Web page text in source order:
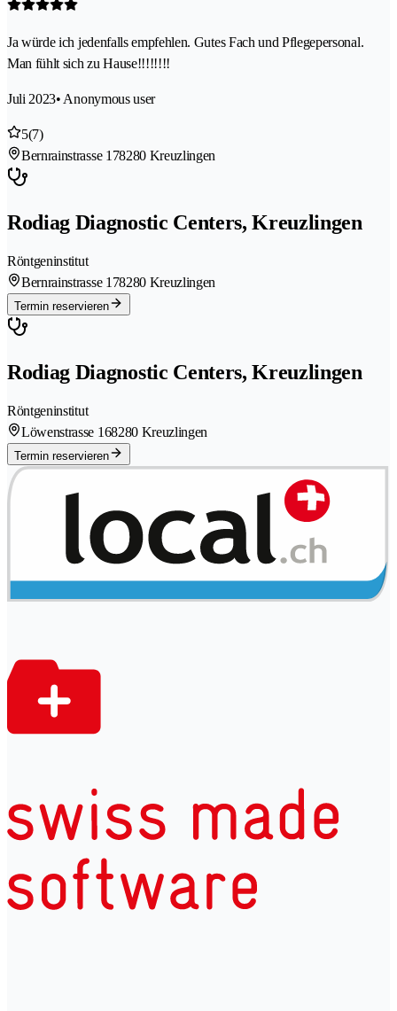
Ja würde ich jedenfalls empfehlen. Gutes Fach und Pflegepersonal.
Man fühlt sich zu Hause!!!!!!!!
Juli 2023• Anonymous user
5(7)
Bernrainstrasse 178280 Kreuzlingen
Rodiag Diagnostic Centers, Kreuzlingen
Röntgeninstitut
Bernrainstrasse 178280 Kreuzlingen
Termin reservieren
Rodiag Diagnostic Centers, Kreuzlingen
Röntgeninstitut
Löwenstrasse 168280 Kreuzlingen
Termin reservieren